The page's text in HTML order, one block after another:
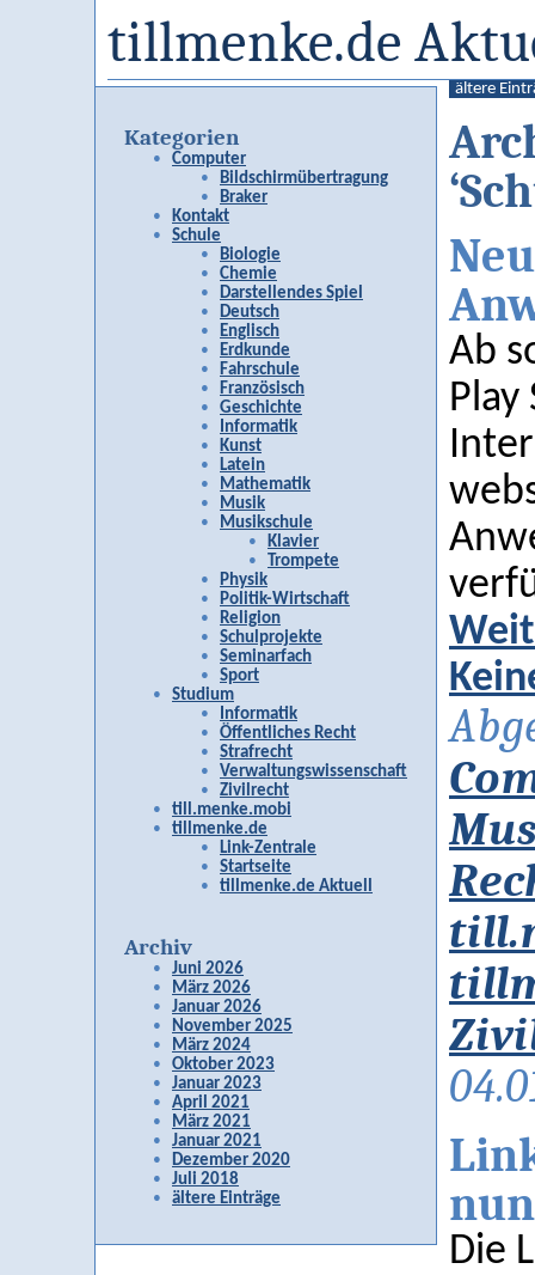
tillmenke.de
Kategorien
Computer
Bildschirmübertragung
Braker
Kontakt
Schule
Biologie
Chemie
Darstellendes Spiel
Deutsch
Englisch
Erdkunde
Fahrschule
Französisch
Geschichte
Informatik
Kunst
Latein
Mathematik
Musik
Musikschule
Klavier
Trompete
Physik
Politik-Wirtschaft
Religion
Schulprojekte
Seminarfach
Sport
Studium
Informatik
Öffentliches Recht
Strafrecht
Verwaltungswissenschaft
Zivilrecht
till.menke.mobi
tillmenke.de
Link-Zentrale
Startseite
tillmenke.de Aktuell
Archiv
Juni 2026
März 2026
Januar 2026
November 2025
März 2024
Oktober 2023
Januar 2023
April 2021
März 2021
Januar 2021
Dezember 2020
Juli 2018
ältere Einträge
ältere
Ab
Die